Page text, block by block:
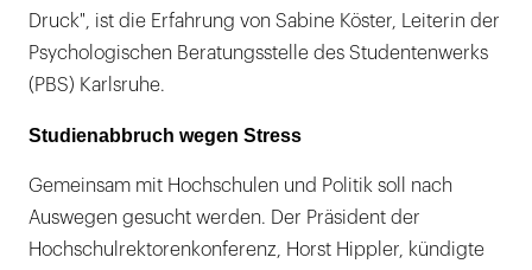
Druck", ist die Erfahrung von Sabine Köster, Leiterin der
Psychologischen Beratungsstelle des Studentenwerks
(PBS) Karlsruhe.
Studienabbruch wegen Stress
Gemeinsam mit Hochschulen und Politik soll nach
Auswegen gesucht werden. Der Präsident der
Hochschulrektorenkonferenz, Horst Hippler, kündigte